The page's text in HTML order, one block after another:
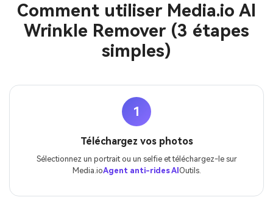
Comment utiliser Media.io AI
Wrinkle Remover (3 étapes
simples)
1
Téléchargez vos photos
Sélectionnez un portrait ou un selfie et téléchargez-le sur
Media.ioAgent anti-rides AI Outils.